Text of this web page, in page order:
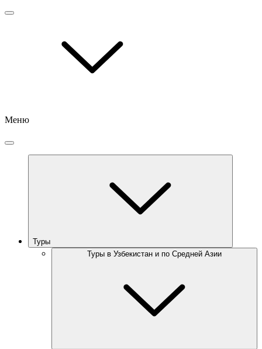
Меню
Туры
Туры в Узбекистан и по Средней Азии